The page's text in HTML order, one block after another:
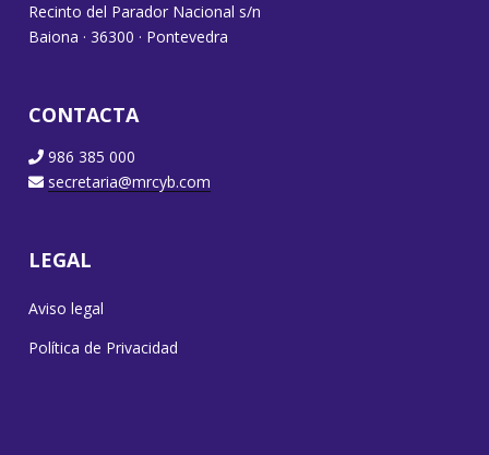
Recinto del Parador Nacional s/n
Baiona · 36300 · Pontevedra
CONTACTA
986 385 000
secretaria@mrcyb.com
LEGAL
Aviso legal
Política de Privacidad